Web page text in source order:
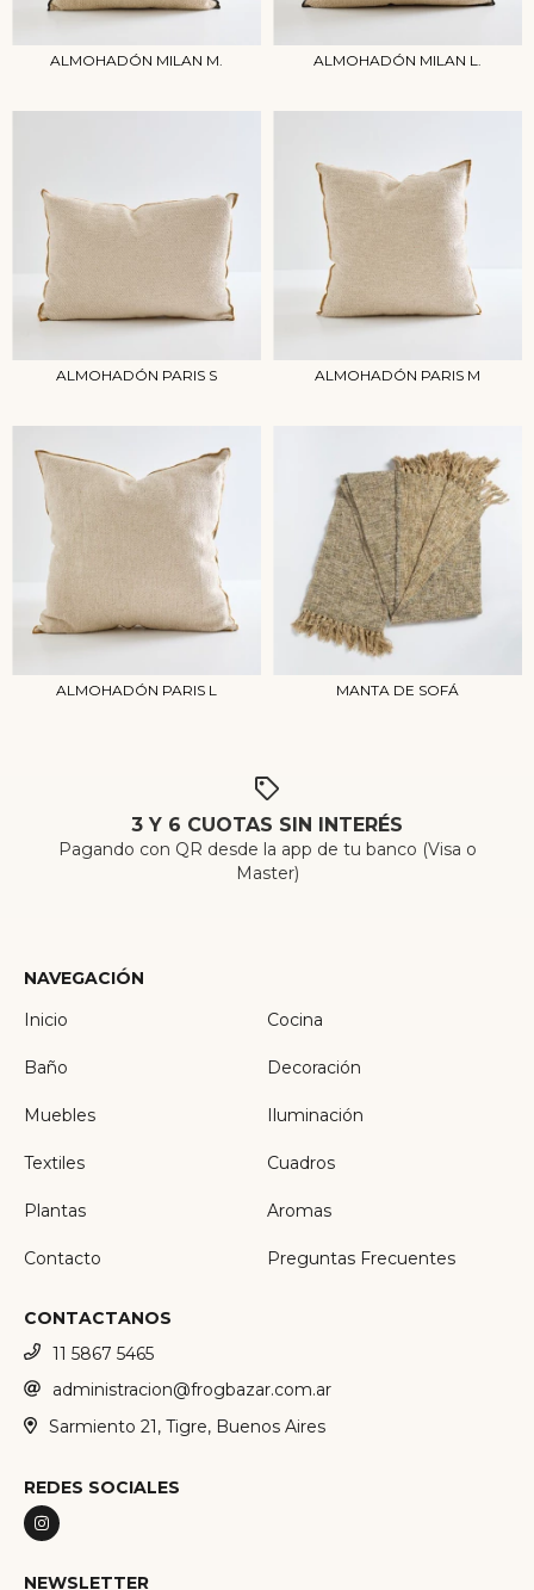
ALMOHADÓN MILAN M. ALMOHADÓN MILAN L.
ALMOHADÓN PARIS S ALMOHADÓN PARIS M
ALMOHADÓN PARIS L MANTA DE SOFÁ
3 Y 6 CUOTAS SIN INTERÉS
Pagando con QR desde la app de tu banco (Visa o
Master)
NAVEGACIÓN
Inicio
Cocina
Baño Decoración
Muebles Iluminación
Textiles Cuadros
Plantas Aromas
Contacto Preguntas Frecuentes
CONTACTANOS
11 5867 5465
administracion@frogbazar.com.ar
Sarmiento 21, Tigre, Buenos Aires
REDES SOCIALES
NEWSLETTER